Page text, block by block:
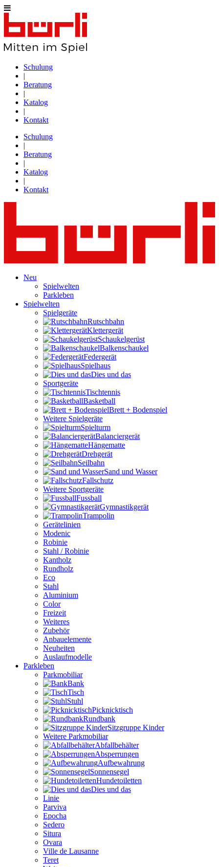
Schulung
|
Beratung
|
Katalog
|
Kontakt
Schulung
|
Beratung
|
Katalog
|
Kontakt
Neu
Spielwelten
Parkleben
Spielwelten
Spielgeräte
Rutschbahn
Klettergerät
Schaukelgerüst
Balkenschaukel
Federgerät
Spielhaus
Dies und das
Sportgeräte
Tischtennis
Basketball
Brett + Bodenspiel
Weitere Spielgeräte
Spielturm
Balanciergerät
Hängematte
Drehgerät
Seilbahn
Sand und Wasser
Fallschutz
Weitere Sportgeräte
Fussball
Gymnastikgerät
Trampolin
Gerätelinien
Modenic
Robinie
Stahl / Robinie
Kantholz
Rundholz
Eco
Stahl
Aluminium
Color
Freizeit
Weiteres
Zubehör
Anbauelemente
Neuheiten
Auslaufmodelle
Parkleben
Parkmobiliar
Bank
Tisch
Stuhl
Picknicktisch
Rundbank
Sitzgruppe Kinder
Weitere Parkmobiliar
Abfallbehälter
Absperrungen
Aufbewahrung
Sonnensegel
Hundetoiletten
Dies und das
Linie
Parviva
Epocha
Sedero
Situra
Ovara
Ville de Lausanne
Teret